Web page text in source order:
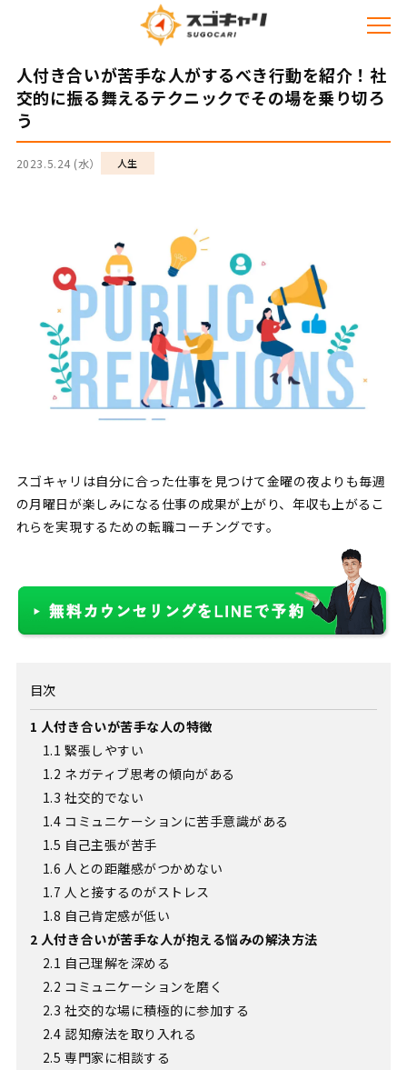
人付き合いが苦手な人がするべき行動を紹介！社
交的に振る舞えるテクニックでその場を乗り切ろ
う
2023.5.24 (水） 人生
スゴキャリは自分に合った仕事を見つけて金曜の夜よりも毎週
の月曜日が楽しみになる仕事の成果が上がり、年収も上がるこ
れらを実現するための転職コーチングです。
目次
1 人付き合いが苦手な人の特徴
1.1 緊張しやすい
1.2 ネガティブ思考の傾向がある
1.3 社交的でない
1.4 コミュニケーションに苦手意識がある
1.5 自己主張が苦手
1.6 人との距離感がつかめない
1.7 人と接するのがストレス
1.8 自己肯定感が低い
2 人付き合いが苦手な人が抱える悩みの解決方法
2.1 自己理解を深める
2.2 コミュニケーションを磨く
2.3 社交的な場に積極的に参加する
2.4 認知療法を取り入れる
2.5 専門家に相談する